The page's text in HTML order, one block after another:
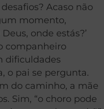
Acaso não
momento,
onde estás?’
companheiro
dificuldades
o pai se pergunta.
do caminho, a mãe
Sim, “o choro pode